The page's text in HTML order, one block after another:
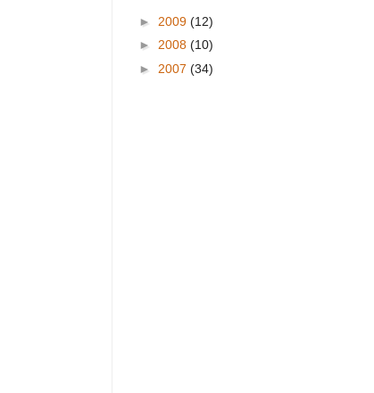
► 2009 (12)
► 2008 (10)
► 2007 (34)